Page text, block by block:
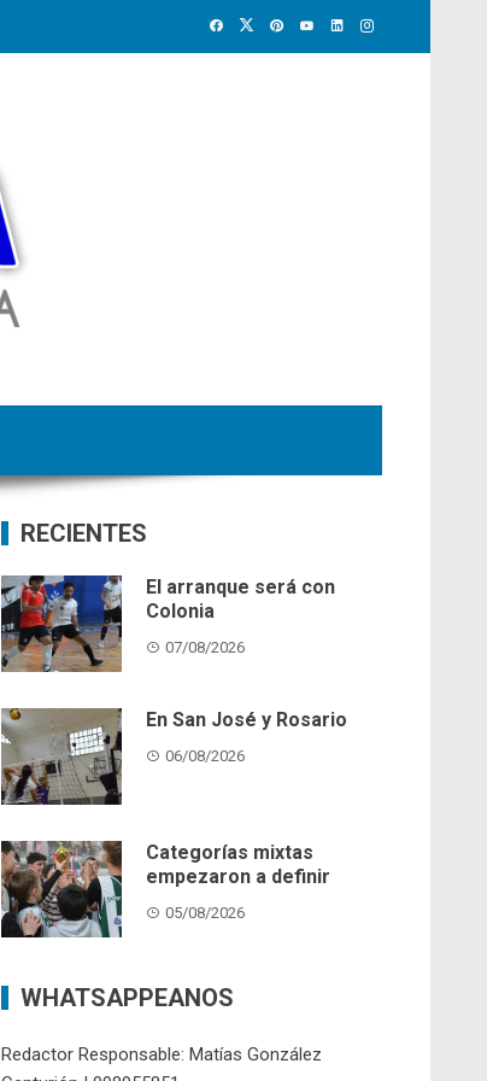
RECIENTES
El arranque será con
Colonia
07/08/2026
En San José y Rosario
06/08/2026
Categorías mixtas
empezaron a definir
05/08/2026
WHATSAPPEANOS
Redactor Responsable: Matías González